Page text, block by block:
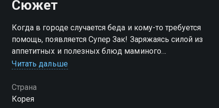
Сюжет
Когда в городе случается беда и кому-то требуется
помощь, появляется Супер Зак! Заряжаясь силой из
аппетитных и полезных блюд маминого
приготовления, он сражается с коварным Доктором
Читать дальше
Страна
Корея